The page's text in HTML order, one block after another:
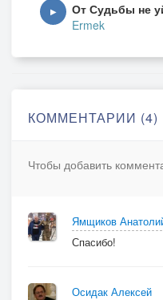
▶ От Судьбы не
Ermek
КОММЕНТАРИИ (4)
Чтобы добавить
Ямщиков
Спасибо!
Осидак Алексей